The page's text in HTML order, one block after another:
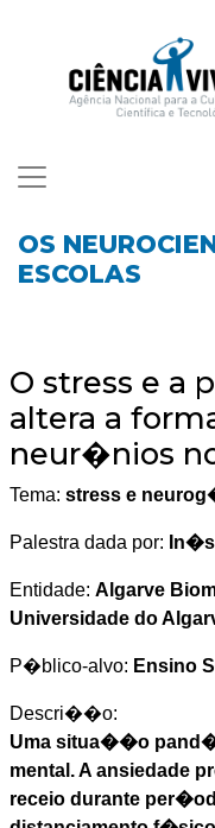
OS
ESCOLAS
O stress e a
altera a
neur�nios
Tema: stress e
Palestra dada por:
Entidade: Algarve
Universidade do
P�blico-alvo: Ensino
Descri��o:
Uma situa��o
mental. A ansiedade
receio durante